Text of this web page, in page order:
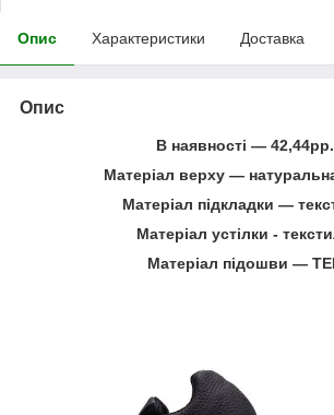
Опис Характеристики Доставка
Опис
В наявності ― 42,44рр.
Матеріал верху ―
Матеріал підкладки ―
Матеріал устілки -
Матеріал підошви ―